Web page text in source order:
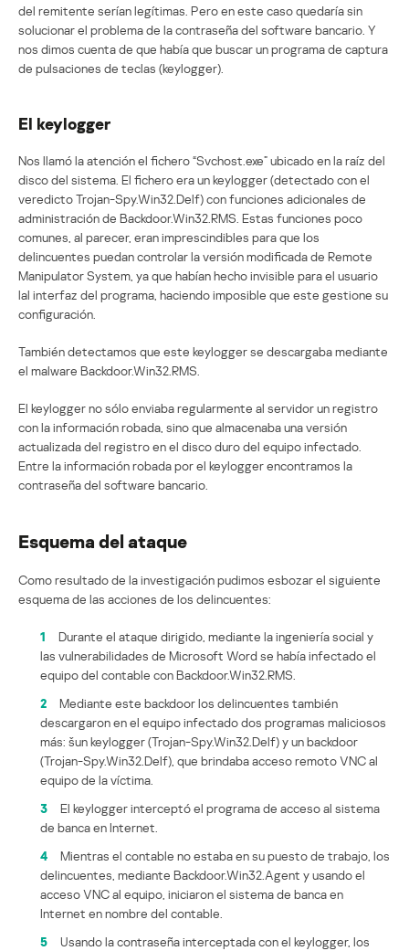
del remitente serían legítimas. Pero en este caso quedaría sin
solucionar el problema de la contraseña del software bancario. Y
nos dimos cuenta de que había que buscar un programa de captura
de pulsaciones de teclas (keylogger).
El keylogger
Nos llamó la atención el fichero “Svchost.exe” ubicado en la raíz del
disco del sistema. El fichero era un keylogger (detectado con el
veredicto Trojan-Spy.Win32.Delf) con funciones adicionales de
administración de Backdoor.Win32.RMS. Estas funciones poco
comunes, al parecer, eran imprescindibles para que los
delincuentes puedan controlar la versión modificada de Remote
Manipulator System, ya que habían hecho invisible para el usuario
lal interfaz del programa, haciendo imposible que este gestione su
configuración.
También detectamos que este keylogger se descargaba mediante
el malware Backdoor.Win32.RMS.
El keylogger no sólo enviaba regularmente al servidor un registro
con la información robada, sino que almacenaba una versión
actualizada del registro en el disco duro del equipo infectado.
Entre la información robada por el keylogger encontramos la
contraseña del software bancario.
Esquema del ataque
Como resultado de la investigación pudimos esbozar el siguiente
esquema de las acciones de los delincuentes:
1
Durante el ataque dirigido, mediante la ingeniería social y
las vulnerabilidades de Microsoft Word se había infectado el
equipo del contable con Backdoor.Win32.RMS.
2
Mediante este backdoor los delincuentes también
descargaron en el equipo infectado dos programas maliciosos
más: šun keylogger (Trojan-Spy.Win32.Delf) y un backdoor
(Trojan-Spy.Win32.Delf), que brindaba acceso remoto VNC al
equipo de la víctima.
3
El keylogger interceptó el programa de acceso al sistema
de banca en Internet.
4
Mientras el contable no estaba en su puesto de trabajo, los
delincuentes, mediante Backdoor.Win32.Agent y usando el
acceso VNC al equipo, iniciaron el sistema de banca en
Internet en nombre del contable.
5
Usando la contraseña interceptada con el keylogger, los